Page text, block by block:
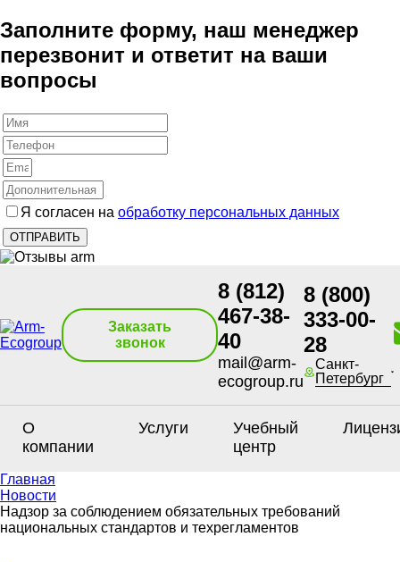
Заполните форму, наш менеджер
перезвонит и ответит на ваши
вопросы
Я согласен на обработку персональных данных
Заказать
звонок
8 (812)
467-38-
40
mail@arm-
ecogroup.ru
8 (800)
333-00-
28
Санкт-
Петербург
О
компании
Услуги
Учебный
центр
Главная
Новости
Надзор за соблюдением обязательных требований
национальных стандартов и техрегламентов